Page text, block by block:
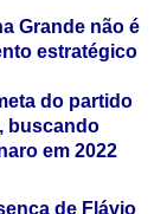
Grande não é
estratégico
do partido
buscando
em 2022
de Flávio